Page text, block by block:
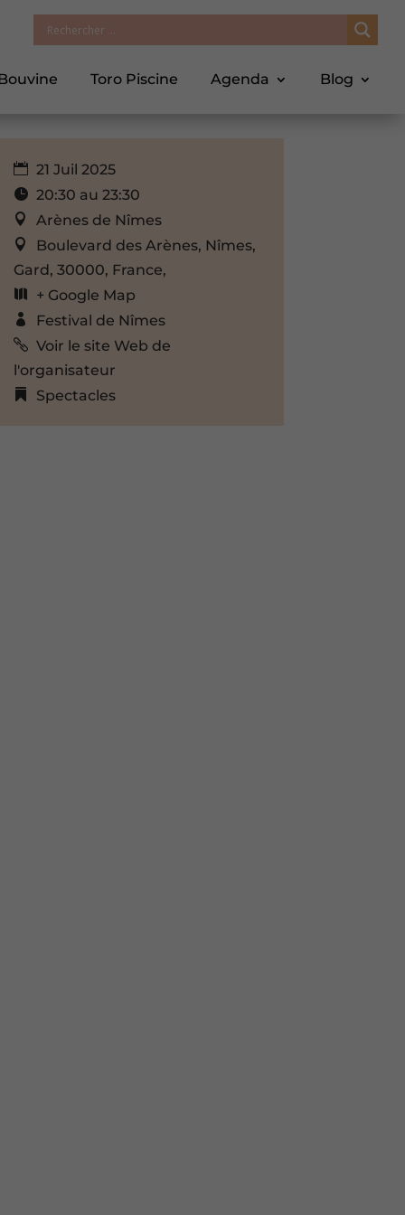
Toro Piscine Agenda Blog
21 Juil 2025
20:30 au 23:30
Arènes de Nîmes
Boulevard des Arènes, Nîmes,
Gard, 30000, France,
+ Google Map
Festival de Nîmes
Voir le site Web de
l'organisateur
Spectacles